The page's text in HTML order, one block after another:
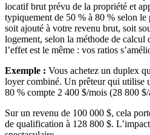
locatif brut prévu de la propriété et
typiquement de 50 % à 80 % selon le
soit ajouté à votre revenu brut, soit
logement, selon la méthode de calcul
l’effet est le même : vos ratios
Exemple : Vous achetez un duplex
loyer combiné. Un prêteur qui utilise
80 % compte 2 400 $/mois (28 800
Sur un revenu de 100 000 $, cela
de qualification à 128 800 $.